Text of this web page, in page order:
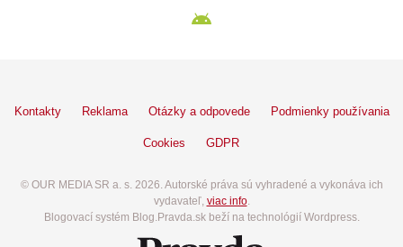
Kontakty Reklama Otázky a odpovede Podmienky používania
Cookies GDPR
© OUR MEDIA SR a. s. 2026. Autorské práva sú vyhradené a vykonáva ich
vydavateľ, viac info.
Blogovací systém Blog.Pravda.sk beží na technológií Wordpress.